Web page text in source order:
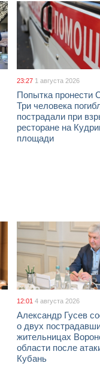
23:27 1 августа 2026
Попытка пронести
Три человека
пострадали при
ресторане на
площади
12:01 4 августа 2026
Александр Гусев
о двух
жительницах
области после
Кубань